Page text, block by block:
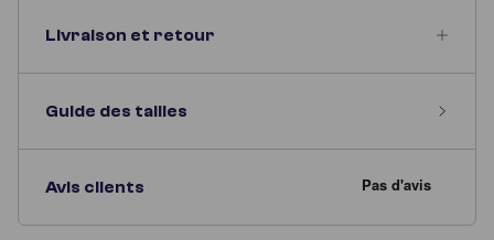
Livraison et retour
Guide des tailles
Avis clients